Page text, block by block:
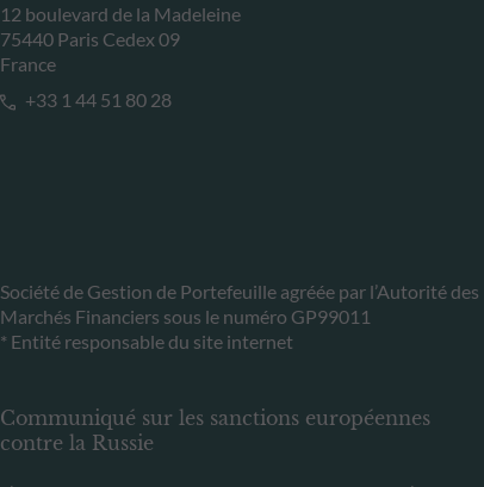
12 boulevard de la Madeleine
75440 Paris Cedex 09
France
+33 1 44 51 80 28
Société de Gestion de Portefeuille agréée par l’Autorité des
Marchés Financiers sous le numéro GP99011
* Entité responsable du site internet
Communiqué sur les sanctions européennes
contre la Russie